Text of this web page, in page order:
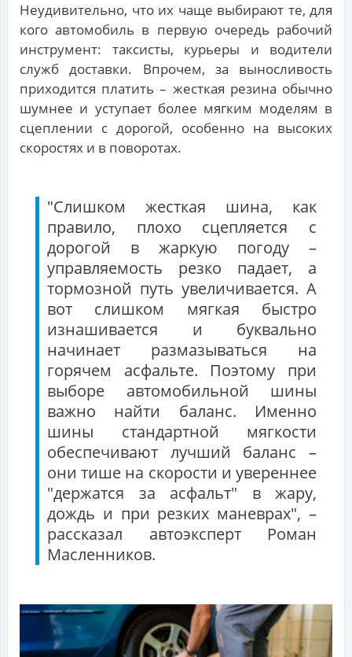
Неудивительно, что их чаще выбирают те, для
кого автомобиль в первую очередь рабочий
инструмент: таксисты, курьеры и водители
служб доставки. Впрочем, за выносливость
приходится платить – жесткая резина обычно
шумнее и уступает более мягким моделям в
сцеплении с дорогой, особенно на высоких
скоростях и в поворотах.
"Слишком жесткая шина, как
правило, плохо сцепляется с
дорогой в жаркую погоду –
управляемость резко падает, а
тормозной путь увеличивается. А
вот слишком мягкая быстро
изнашивается и буквально
начинает размазываться на
горячем асфальте. Поэтому при
выборе автомобильной шины
важно найти баланс. Именно
шины стандартной мягкости
обеспечивают лучший баланс –
они тише на скорости и увереннее
"держатся за асфальт" в жару,
дождь и при резких маневрах", –
рассказал автоэксперт Роман
Масленников.